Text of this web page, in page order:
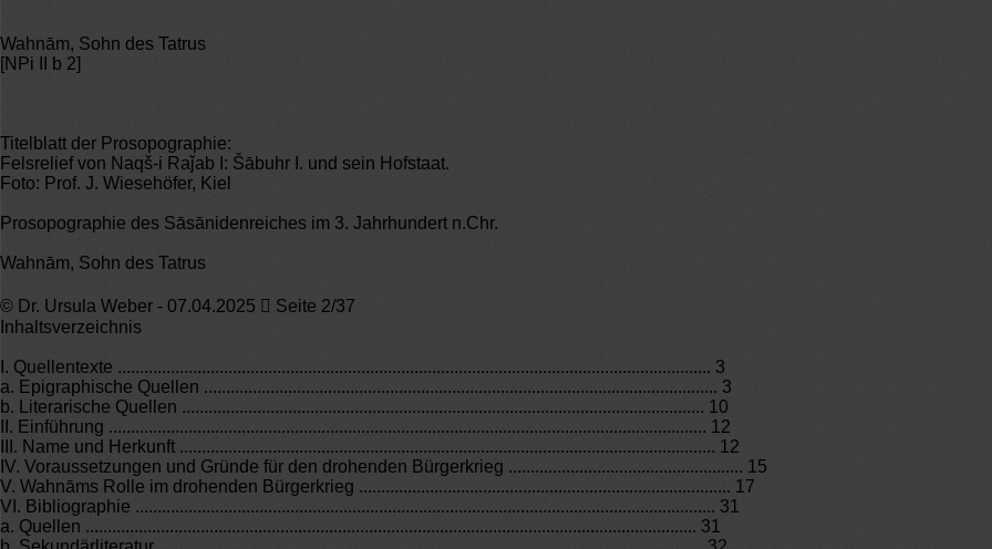
Wahnām, Sohn des Tatrus
[NPi II b 2]
Titelblatt der Prosopographie:
Felsrelief von Naqš-i Raǰab I: Šābuhr I. und sein Hofstaat.
Foto: Prof. J. Wiesehöfer, Kiel
Prosopographie des Sāsānidenreiches im 3. Jahrhundert n.Chr.
Wahnām, Sohn des Tatrus
© Dr. Ursula Weber - 07.04.2025  Seite 2/37
Inhaltsverzeichnis
I. Quellentexte ...................................................................................................................................... 3
a. Epigraphische Quellen .................................................................................................................... 3
b. Literarische Quellen ...................................................................................................................... 10
II. Einführung ....................................................................................................................................... 12
III. Name und Herkunft ......................................................................................................................... 12
IV. Voraussetzungen und Gründe für den drohenden Bürgerkrieg ..................................................... 15
V. Wahnāms Rolle im drohenden Bürgerkrieg .................................................................................... 17
VI. Bibliographie ................................................................................................................................... 31
a. Quellen .......................................................................................................................................... 31